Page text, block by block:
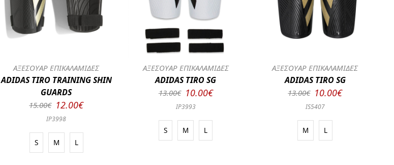
ΑΞΕΣΟΥΑΡ ΕΠΙΚΑΛΑΜΙΔΕΣ
ADIDAS TIRO TRAINING SHIN
GUARDS
15.00€ 12.00€
IP3998
S M L
ΑΞΕΣΟΥΑΡ ΕΠΙΚΑΛΑΜΙΔΕΣ
ADIDAS TIRO SG
13.00€ 10.00€
IP3993
S M L
ΑΞΕΣΟΥΑΡ ΕΠΙΚΑΛΑΜΙΔΕΣ
ADIDAS TIRO SG
13.00€ 10.00€
IS5407
M L